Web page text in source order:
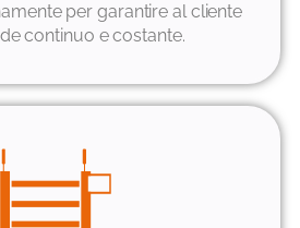
per garantire al cliente
continuo e costante.